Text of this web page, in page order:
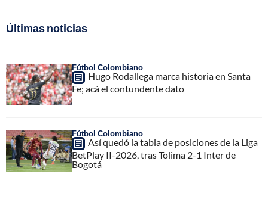
Últimas noticias
Fútbol Colombiano
Hugo Rodallega marca historia en Santa
Fe; acá el contundente dato
Fútbol Colombiano
Así quedó la tabla de posiciones de la Liga
BetPlay II-2026, tras Tolima 2-1 Inter de
Bogotá